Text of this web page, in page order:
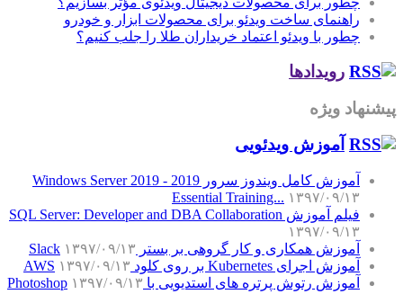
راهنمای ساخت ویدئو برای محصولات ابزار و خودرو
چطور با ویدئو اعتماد خریداران طلا را جلب کنیم؟
رویدادها
پیشنهاد ویژه
آموزش‌ ویدئویی
آموزش کامل ویندوز سرور 2019 - Windows Server 2019
Essential Training... ۱۳۹۷/۰۹/۱۳
فیلم آموزش SQL Server: Developer and DBA Collaboration
۱۳۹۷/۰۹/۱۳
آموزش همکاری و کار گروهی بر بستر Slack ۱۳۹۷/۰۹/۱۳
آموزش اجرای Kubernetes بر روی کلود AWS
۱۳۹۷/۰۹/۱۳
آموزش رتوش پرتره های استدیویی با Photoshop ۱۳۹۷/۰۹/۱۳